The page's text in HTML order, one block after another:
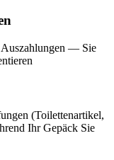
Auszahlungen — Sie
(Toilettenartikel,
Ihr Gepäck Sie